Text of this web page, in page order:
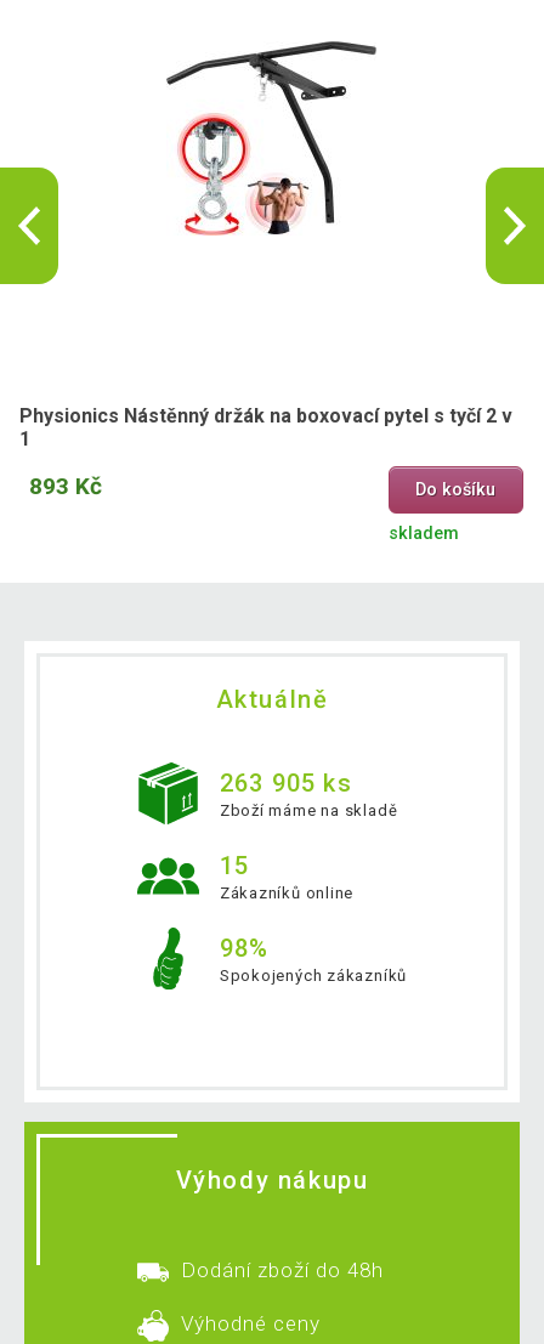
Physionics Nástěnný držák na boxovací pytel s tyčí 2 v
1
893 Kč Do košíku
skladem
Aktuálně
263 905 ks
Zboží máme na skladě
15
Zákazníků online
98%
Spokojených zákazníků
Výhody nákupu
Dodání zboží do 48h
Výhodné ceny